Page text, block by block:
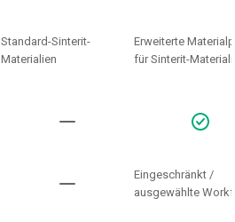
Standard-Sinterit-
Materialien
Erweiterte
für Sinterit-
Eingeschränkt /
ausgewählte